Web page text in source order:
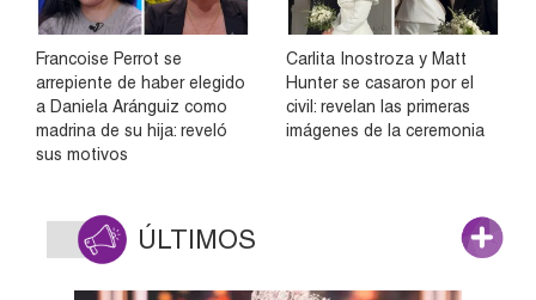
Francoise Perrot se
arrepiente de haber elegido
a Daniela Aránguiz como
madrina de su hija: reveló
sus motivos
Carlita Inostroza y Matt
Hunter se casaron por el
civil: revelan las primeras
imágenes de la ceremonia
ÚLTIMOS